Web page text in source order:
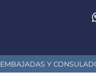
EMBAJADAS Y